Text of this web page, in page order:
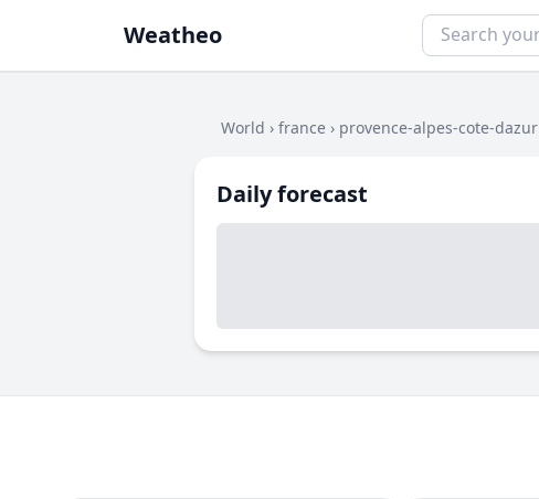
Weatheo
World › france › provence-alpes-cote-dazur
Daily forecast